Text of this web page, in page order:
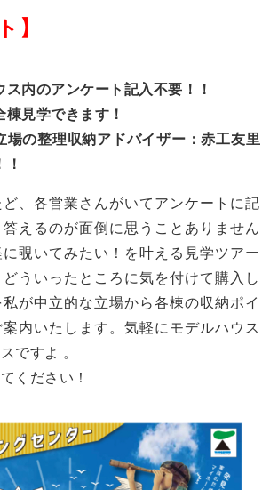
】
ス内のアンケート記入不要！！
棟見学できます！
場の整理収納アドバイザー：赤工友里
、各営業さんがいてアンケートに記
答えるのが面倒に思うことありません
覗いてみたい！を叶える見学ツアー
ういったところに気を付けて購入し
が中立的な立場から各棟の収納ポイ
内いたします。気軽にモデルハウス
ですよ 。
ください！